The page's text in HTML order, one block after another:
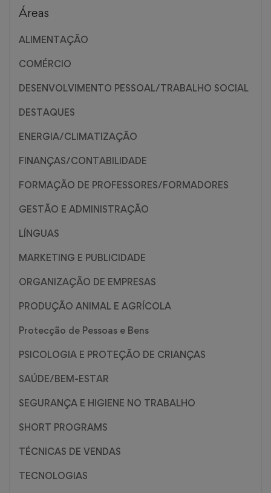
Áreas
ALIMENTAÇÃO
COMÉRCIO
DESENVOLVIMENTO PESSOAL/TRABALHO SOCIAL
DESTAQUES
ENERGIA/CLIMATIZAÇÃO
FINANÇAS/CONTABILIDADE
FORMAÇÃO DE PROFESSORES/FORMADORES
GESTÃO E ADMINISTRAÇÃO
LÍNGUAS
MARKETING E PUBLICIDADE
ORGANIZAÇÃO DE EMPRESAS
PRODUÇÃO ANIMAL E AGRÍCOLA
Protecção de Pessoas e Bens
PSICOLOGIA E PROTEÇÃO DE CRIANÇAS
SAÚDE/BEM-ESTAR
SEGURANÇA E HIGIENE NO TRABALHO
SHORT PROGRAMS
TÉCNICAS DE VENDAS
TECNOLOGIAS